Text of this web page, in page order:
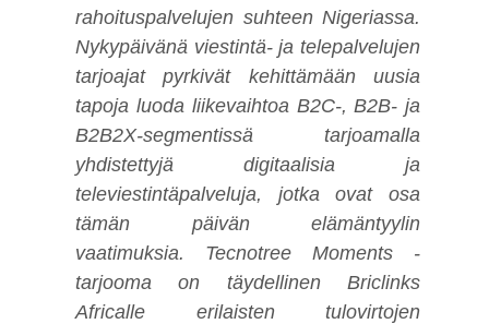
rahoituspalvelujen suhteen Nigeriassa.
Nykypäivänä viestintä- ja telepalvelujen
tarjoajat pyrkivät kehittämään uusia
tapoja luoda liikevaihtoa B2C-, B2B- ja
B2B2X-segmentissä tarjoamalla
yhdistettyjä digitaalisia ja
televiestintäpalveluja, jotka ovat osa
tämän päivän elämäntyylin
vaatimuksia. Tecnotree Moments -
tarjooma on täydellinen Briclinks
Africalle erilaisten tulovirtojen